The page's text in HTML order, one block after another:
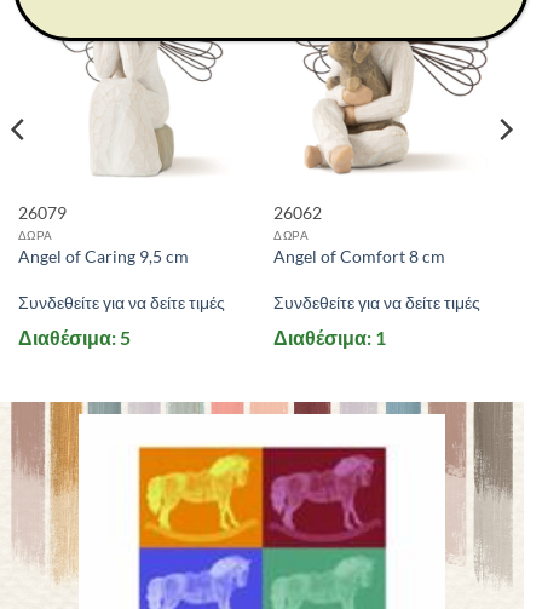
26079
ΔΩΡΑ
Angel of Caring 9,5 cm
Συνδεθείτε για να δείτε τιμές
Διαθέσιμα: 5
26062
ΔΩΡΑ
Angel of Comfort 8 cm
Συνδεθείτε για να δείτε τιμές
Διαθέσιμα: 1